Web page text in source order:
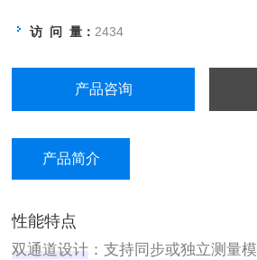
访 问 量：2434
产品咨询
产品简介
性能特点
双通道设计 ：支持同步或独立测量模